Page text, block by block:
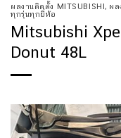
ผลงานติดตั้ง MITSUBISHI, ผล
ทุกรุ่นทุกยี่ห้อ
Mitsubishi
Donut 48L